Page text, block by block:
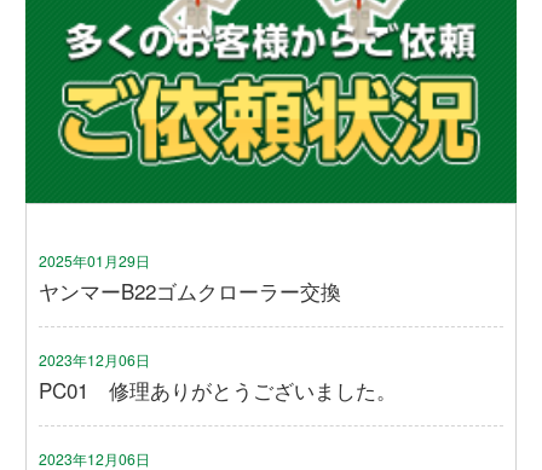
2025年01月29日
ヤンマーB22ゴムクローラー交換
2023年12月06日
PC01 修理ありがとうございました。
2023年12月06日